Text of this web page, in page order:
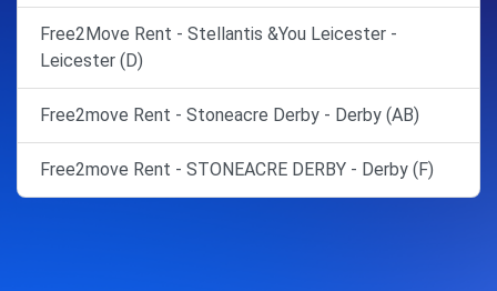
Free2Move Rent - Stellantis &You Leicester -
Leicester (D)
Free2move Rent - Stoneacre Derby - Derby (AB)
Free2move Rent - STONEACRE DERBY - Derby (F)